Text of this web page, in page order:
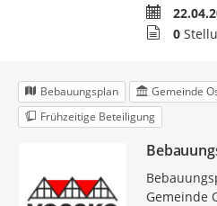
Zeitraum
0
Bebauungsplan
Gemeinde
Frühzeitige Beteiligung
Gemeinde